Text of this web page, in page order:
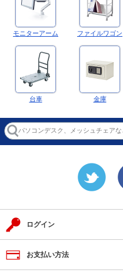
モニターアーム ファイルワゴン
台車 金庫
ログイン
お支払い方法